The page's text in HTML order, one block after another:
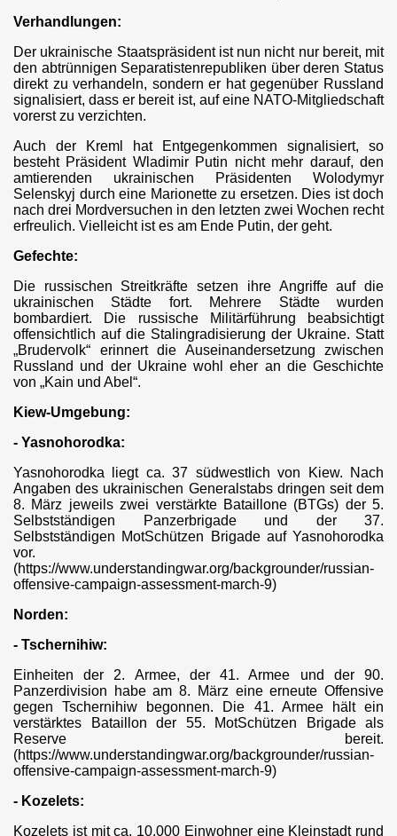
Verhandlungen:
Der ukrainische Staatspräsident ist nun nicht nur bereit, mit
den abtrünnigen Separatistenrepubliken über deren Status
direkt zu verhandeln, sondern er hat gegenüber Russland
signalisiert, dass er bereit ist, auf eine NATO-Mitgliedschaft
vorerst zu verzichten.
Auch der Kreml hat Entgegenkommen signalisiert, so
besteht Präsident Wladimir Putin nicht mehr darauf, den
amtierenden ukrainischen Präsidenten Wolodymyr
Selenskyj durch eine Marionette zu ersetzen. Dies ist doch
nach drei Mordversuchen in den letzten zwei Wochen recht
erfreulich. Vielleicht ist es am Ende Putin, der geht.
Gefechte:
Die russischen Streitkräfte setzen ihre Angriffe auf die
ukrainischen Städte fort. Mehrere Städte wurden
bombardiert. Die russische Militärführung beabsichtigt
offensichtlich auf die Stalingradisierung der Ukraine. Statt
„Brudervolk“ erinnert die Auseinandersetzung zwischen
Russland und der Ukraine wohl eher an die Geschichte
von „Kain und Abel“.
Kiew-Umgebung:
- Yasnohorodka:
Yasnohorodka liegt ca. 37 südwestlich von Kiew. Nach
Angaben des ukrainischen Generalstabs dringen seit dem
8. März jeweils zwei verstärkte Bataillone (BTGs) der 5.
Selbstständigen Panzerbrigade und der 37.
Selbstständigen MotSchützen Brigade auf Yasnohorodka
vor.
(https://www.understandingwar.org/backgrounder/russian-
offensive-campaign-assessment-march-9)
Norden:
- Tschernihiw:
Einheiten der 2. Armee, der 41. Armee und der 90.
Panzerdivision habe am 8. März eine erneute Offensive
gegen Tschernihiw begonnen. Die 41. Armee hält ein
verstärktes Bataillon der 55. MotSchützen Brigade als
Reserve bereit.
(https://www.understandingwar.org/backgrounder/russian-
offensive-campaign-assessment-march-9)
- Kozelets:
Kozelets ist mit ca. 10.000 Einwohner eine Kleinstadt rund
in Katalonien
im Anti-Terrorkrieg
Staat